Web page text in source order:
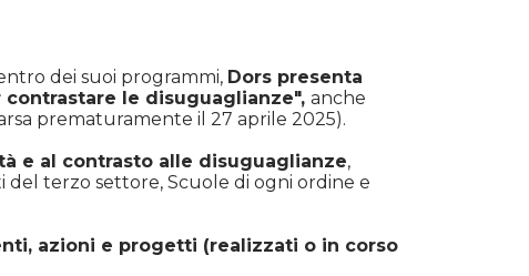
dei suoi programmi, Dors presenta
le disuguaglianze", anche
prematuramente il 27 aprile 2025).
e al contrasto alle disuguaglianze,
del terzo settore, Scuole di ogni ordine e
azioni e progetti (realizzati o in corso